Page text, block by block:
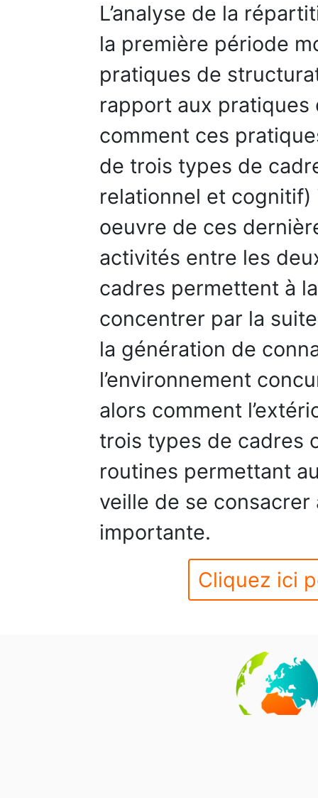
L’analyse de la
la première période
pratiques de
rapport aux
comment ces
de trois types de
relationnel et
oeuvre de ces
activités entre les
cadres permettent à
concentrer par la
la génération de
l’environnement
alors comment
trois types de cadres
routines permettant
veille de se
importante.
Cliquez ici